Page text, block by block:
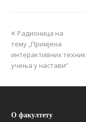
Радионица на
тему „Примјена
интерактивних
учења у настави“
О факултету